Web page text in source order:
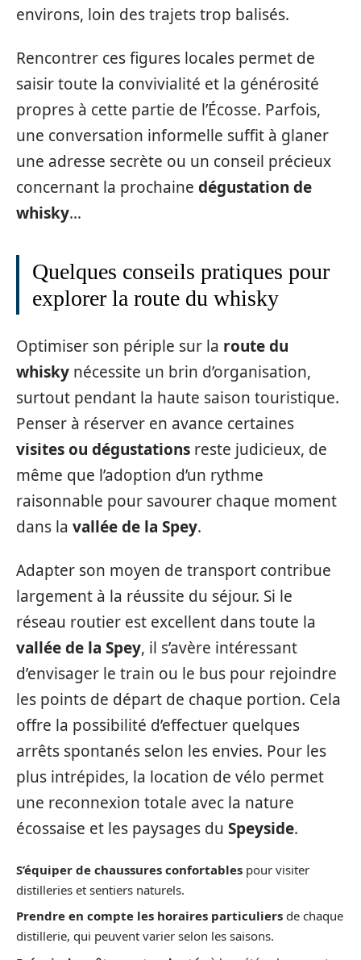
environs, loin des trajets trop balisés.
Rencontrer ces figures locales permet de
saisir toute la convivialité et la générosité
propres à cette partie de l’Écosse. Parfois,
une conversation informelle suffit à glaner
une adresse secrète ou un conseil précieux
concernant la prochaine dégustation de
whisky…
Quelques conseils pratiques pour
explorer la route du whisky
Optimiser son périple sur la route du
whisky nécessite un brin d’organisation,
surtout pendant la haute saison touristique.
Penser à réserver en avance certaines
visites ou dégustations reste judicieux, de
même que l’adoption d’un rythme
raisonnable pour savourer chaque moment
dans la vallée de la Spey.
Adapter son moyen de transport contribue
largement à la réussite du séjour. Si le
réseau routier est excellent dans toute la
vallée de la Spey, il s’avère intéressant
d’envisager le train ou le bus pour rejoindre
les points de départ de chaque portion. Cela
offre la possibilité d’effectuer quelques
arrêts spontanés selon les envies. Pour les
plus intrépides, la location de vélo permet
une reconnexion totale avec la nature
écossaise et les paysages du Speyside.
S’équiper de chaussures confortables pour visiter
distilleries et sentiers naturels.
Prendre en compte les horaires particuliers de chaque
distillerie, qui peuvent varier selon les saisons.